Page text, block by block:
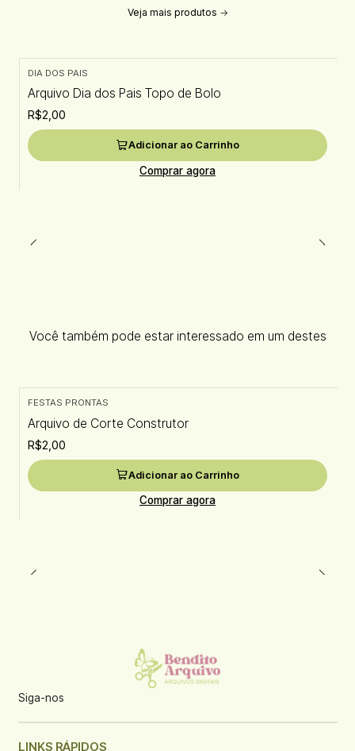
Veja mais produtos
DIA DOS PAIS
Arquivo Dia dos Pais Topo de Bolo
R$2,00
Adicionar ao Carrinho
Comprar agora
Você também pode estar interessado em um destes
FESTAS PRONTAS
Arquivo de Corte Construtor
R$2,00
Adicionar ao Carrinho
Comprar agora
Siga-nos
LINKS RÁPIDOS